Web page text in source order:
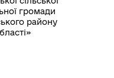
громади
району